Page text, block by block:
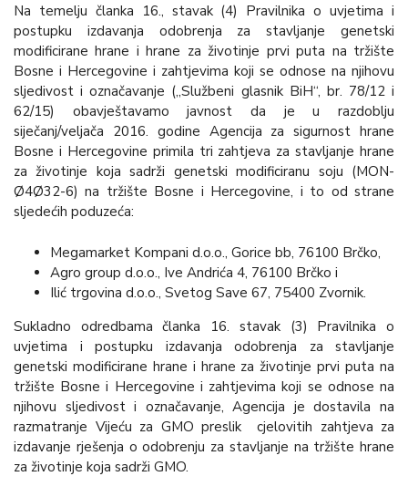
Na temelju članka 16., stavak (4) Pravilnika o uvjetima i
postupku izdavanja odobrenja za stavljanje genetski
modificirane hrane i hrane za životinje prvi puta na tržište
Bosne i Hercegovine i zahtjevima koji se odnose na njihovu
sljedivost i označavanje („Službeni glasnik BiH“, br. 78/12 i
62/15) obavještavamo javnost da je u razdoblju
siječanj/veljača 2016. godine Agencija za sigurnost hrane
Bosne i Hercegovine primila tri zahtjeva za stavljanje hrane
za životinje koja sadrži genetski modificiranu soju (MON-
Ø4Ø32-6) na tržište Bosne i Hercegovine, i to od strane
sljedećih poduzeća:
Megamarket Kompani d.o.o., Gorice bb, 76100 Brčko,
Agro group d.o.o., Ive Andrića 4, 76100 Brčko i
Ilić trgovina d.o.o., Svetog Save 67, 75400 Zvornik.
Sukladno odredbama članka 16. stavak (3) Pravilnika o
uvjetima i postupku izdavanja odobrenja za stavljanje
genetski modificirane hrane i hrane za životinje prvi puta na
tržište Bosne i Hercegovine i zahtjevima koji se odnose na
njihovu sljedivost i označavanje, Agencija je dostavila na
razmatranje Vijeću za GMO preslik cjelovitih zahtjeva za
izdavanje rješenja o odobrenju za stavljanje na tržište hrane
za životinje koja sadrži GMO.